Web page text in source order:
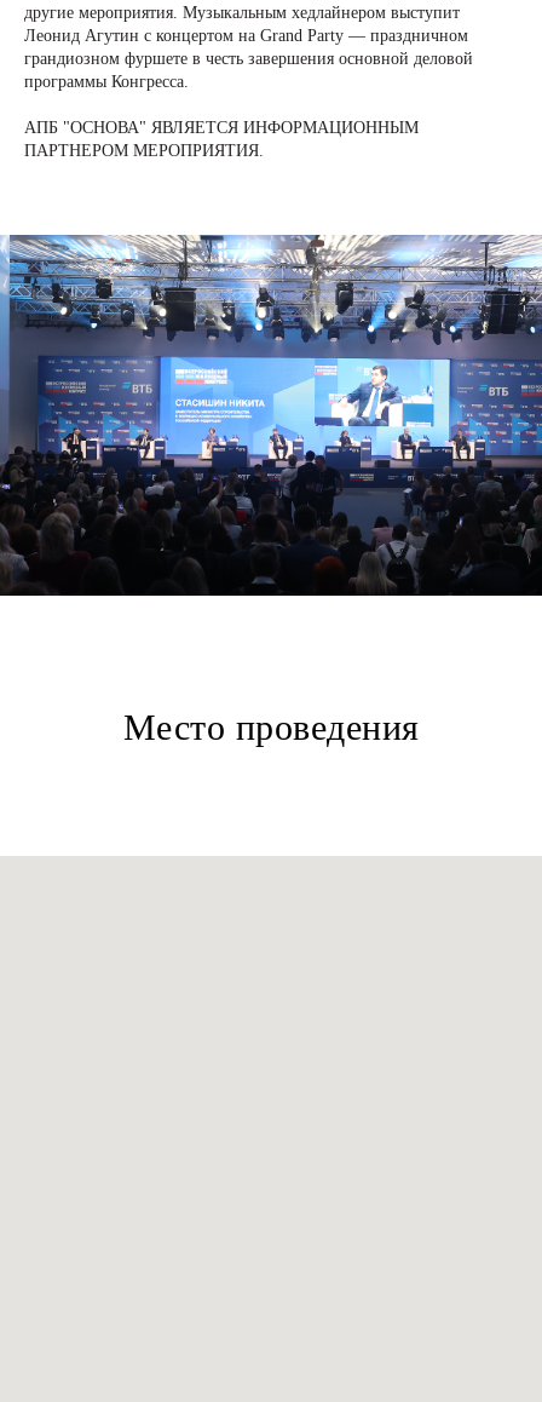
другие мероприятия. Музыкальным хедлайнером выступит
Леонид Агутин с концертом на Grand Party — праздничном
грандиозном фуршете в честь завершения основной деловой
программы Конгресса.
АПБ "ОСНОВА" ЯВЛЯЕТСЯ ИНФОРМАЦИОННЫМ
ПАРТНЕРОМ МЕРОПРИЯТИЯ.
Место проведения
Согласие на обработку персональных данных
Политика в отношении обработки персональных данных